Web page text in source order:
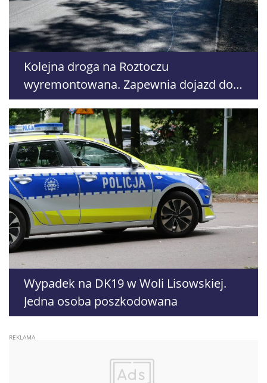
Kolejna droga na Roztoczu
wyremontowana. Zapewnia dojazd do
atrakcji turystycznych
Wypadek na DK19 w Woli Lisowskiej.
Jedna osoba poszkodowana